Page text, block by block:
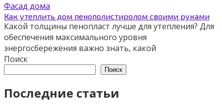
Фасад дома
Как утеплить дом пенополистиролом своими руками
Какой толщины пенопласт лучше для утепления? Для
обеспечения максимального уровня
энергосбережения важно знать, какой
Поиск
Поиск
Последние статьи